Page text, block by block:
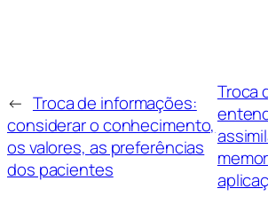
← Troca de informações:
considerar o conhecimento,
os valores, as preferências
dos pacientes
Troca